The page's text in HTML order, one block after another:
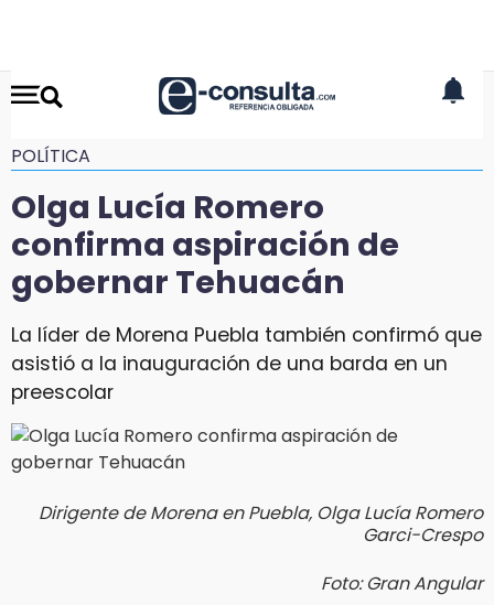
POLÍTICA
Olga Lucía Romero
confirma aspiración de
gobernar Tehuacán
La líder de Morena Puebla también confirmó que
asistió a la inauguración de una barda en un
preescolar
Dirigente de Morena en Puebla, Olga Lucía Romero
Garci-Crespo
Foto: Gran Angular